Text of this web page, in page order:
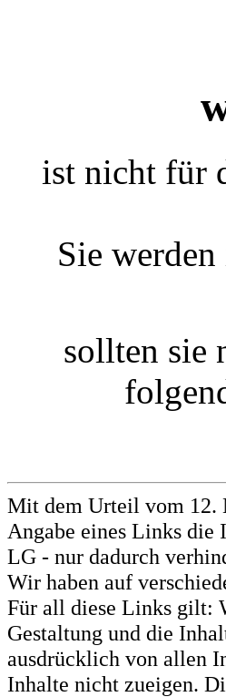
ist nicht für
Sie
sollten sie
Mit dem Urteil vom 12.
Angabe eines Links die
LG - nur dadurch
Wir haben auf
Für all diese Links gilt:
Gestaltung und die
ausdrücklich von allen
Inhalte nicht zueigen.